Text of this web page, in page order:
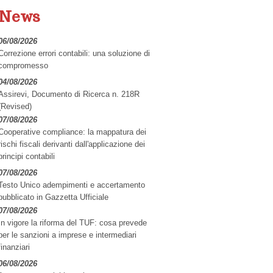
consulenza contabile
08/2026
errori contabili: una soluzione di
08/2026
Documento di Ricerca n. 218R
08/2026
compliance: la mappatura dei
fiscali derivanti dall'applicazione dei
contabili
08/2026
Unico adempimenti e accertamento
in Gazzetta Ufficiale
08/2026
vigore la riforma del TUF: cosa prevede
le sanzioni a imprese e intermediari
08/2026